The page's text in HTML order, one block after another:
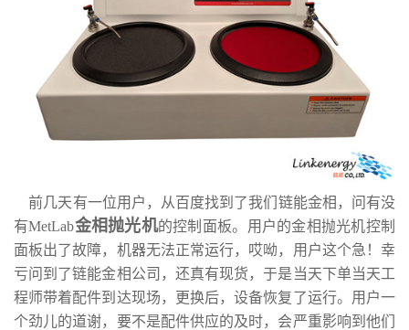
前几天有一位用户，从百度找到了我们链能金相，问有没
有MetLab金相抛光机的控制面板。用户的金相抛光机控制
面板出了故障，机器无法正常运行，哎呦，用户这个急！幸
亏问到了链能金相公司，还真有现货，于是当天下单当天工
程师带着配件到达现场，更换后，设备恢复了运行。用户一
个劲儿的道谢，要不是配件供应的及时，会严重影响到他们